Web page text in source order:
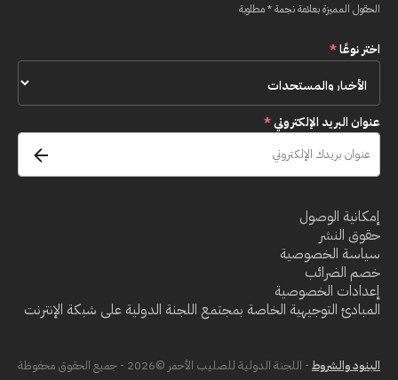
الحقول المميزة بعلامة نجمة * مطلوبة
اختر نوعًا*
عنوان البريد الإلكتروني*
إمكانية الوصول
حقوق النشر
سياسة الخصوصية
خصم الضرائب
إعدادات الخصوصية
المبادئ التوجيهية الخاصة بمجتمع اللجنة الدولية على شبكة الإنترنت
البنود والشروط - اللجنة الدولية للصليب الأحمر ©2026 - جميع الحقوق محفوظة